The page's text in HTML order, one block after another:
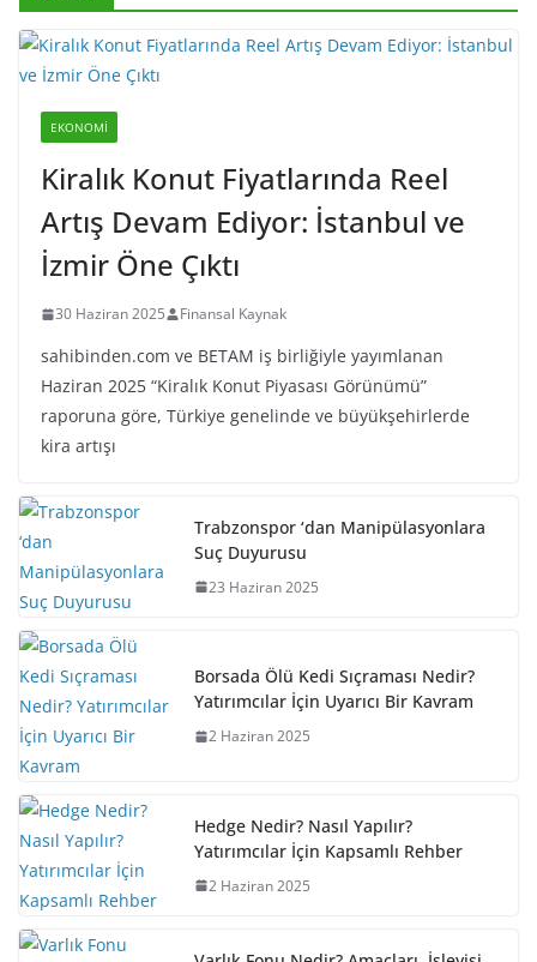
EKONOMI
Kiralık Konut Fiyatlarında Reel
Artış Devam Ediyor: İstanbul ve
İzmir Öne Çıktı
30 Haziran 2025 Finansal Kaynak
sahibinden.com ve BETAM iş birliğiyle yayımlanan
Haziran 2025 “Kiralık Konut Piyasası Görünümü”
raporuna göre, Türkiye genelinde ve büyükşehirlerde
kira artışı
Trabzonspor ‘dan Manipülasyonlara
Suç Duyurusu
23 Haziran 2025
Borsada Ölü Kedi Sıçraması Nedir?
Yatırımcılar İçin Uyarıcı Bir Kavram
2 Haziran 2025
Hedge Nedir? Nasıl Yapılır?
Yatırımcılar İçin Kapsamlı Rehber
2 Haziran 2025